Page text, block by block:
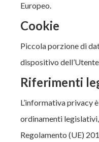
Europeo.
Cookie
Piccola porzione di
dispositivo
Riferimenti
L’informativa privacy
ordinamenti
Regolamento (UE)